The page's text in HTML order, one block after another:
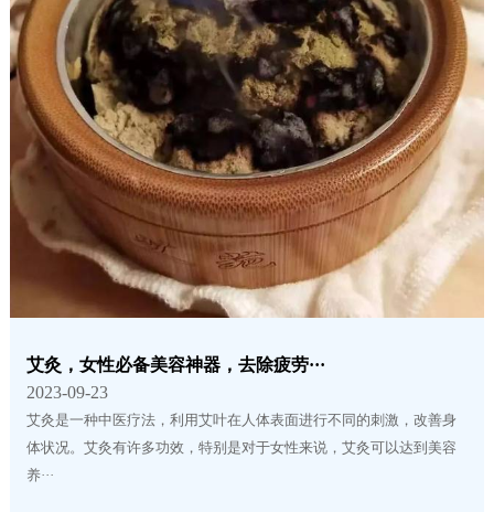
艾灸，女性必备美容神器，去除疲劳···
2023-09-23
艾灸是一种中医疗法，利用艾叶在人体表面进行不同的刺激，改善身
体状况。艾灸有许多功效，特别是对于女性来说，艾灸可以达到美容
养···